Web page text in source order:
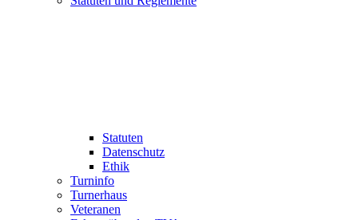
Statuten
Datenschutz
Ethik
Turninfo
Turnerhaus
Veteranen